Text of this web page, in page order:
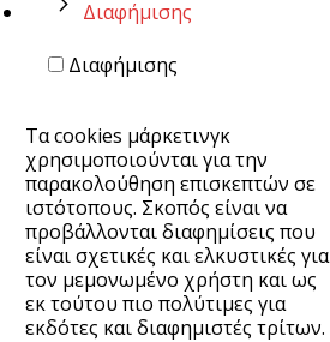
Διαφήμισης
Διαφήμισης
Τα cookies μάρκετινγκ
χρησιμοποιούνται για την
παρακολούθηση επισκεπτών σε
ιστότοπους. Σκοπός είναι να
προβάλλονται διαφημίσεις που
είναι σχετικές και ελκυστικές για
τον μεμονωμένο χρήστη και ως
εκ τούτου πιο πολύτιμες για
εκδότες και διαφημιστές τρίτων.